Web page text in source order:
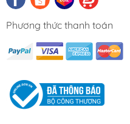
Phương thức thanh toán